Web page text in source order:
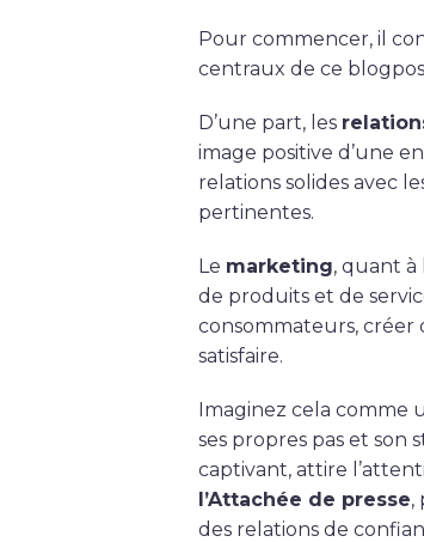
Pour commencer, il
centraux de ce
D’une part, les
image positive d’une
relations solides avec
pertinentes.
Le marketing, quant
de produits et de
consommateurs, créer
satisfaire.
Imaginez cela comme
ses propres pas et son
captivant, attire
l’Attachée de presse,
des relations de